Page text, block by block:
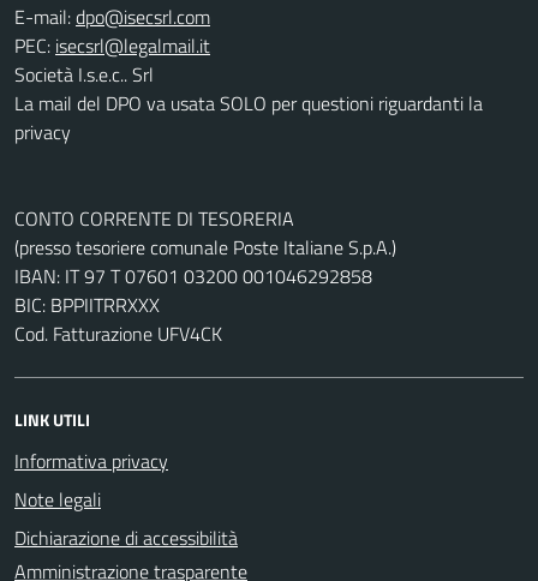
E-mail:
PEC:
Società I.s.e.c.. Srl
La mail del DPO va usata SOLO per questioni riguardanti la
privacy
CONTO CORRENTE DI TESORERIA
(presso tesoriere comunale Poste Italiane S.p.A.)
IBAN: IT 97 T 07601 03200 001046292858
BIC: BPPIITRRXXX
Cod. Fatturazione UFV4CK
LINK UTILI
Informativa privacy
Note legali
Dichiarazione di accessibilità
Amministrazione trasparente